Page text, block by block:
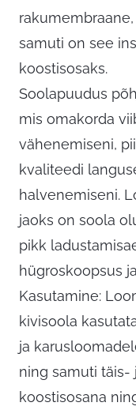
samuti on see
koostisosaks.
Soolapuudus
mis omakorda
vähenemiseni,
kvaliteedi
halvenemiseni.
jaoks on soola
pikk
hügroskoopsus
Kasutamine:
kivisoola
ja
ning samuti täis-
koostisosana